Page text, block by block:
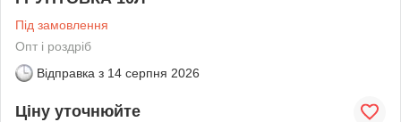
Під замовлення
Опт і роздріб
Відправка з 14 серпня 2026
Ціну уточнюйте